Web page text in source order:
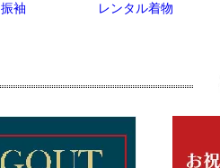
振袖 レンタル着物